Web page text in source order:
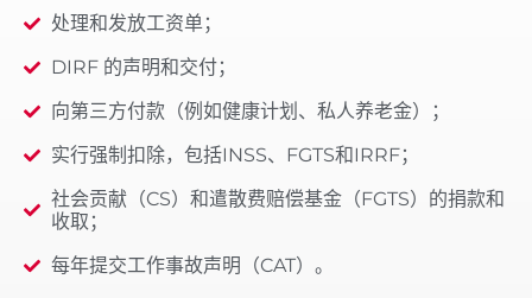
处理和发放工资单；
DIRF 的声明和交付；
向第三方付款（例如健康计划、私人养老金）；
实行强制扣除，包括INSS、FGTS和IRRF；
社会贡献（CS）和遣散费赔偿基金（FGTS）的捐款和
收取；
每年提交工作事故声明（CAT）。